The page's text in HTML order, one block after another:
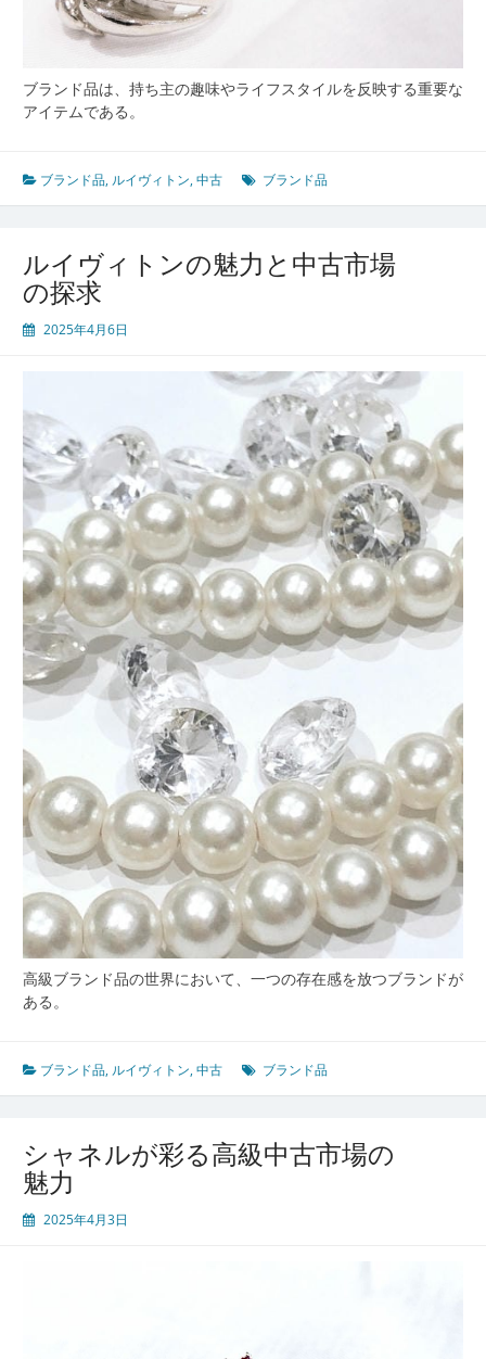
ブランド品は、持ち主の趣味やライフスタイルを反映する重要な
アイテムである。
ブランド品, ルイヴィトン,中古 ブランド品
ルイヴィトンの魅力と中古市場
の探求
2025年4月6日
高級ブランド品の世界において、一つの存在感を放つブランドが
ある。
ブランド品, ルイヴィトン,中古 ブランド品
シャネルが彩る高級中古市場の
魅力
2025年4月3日